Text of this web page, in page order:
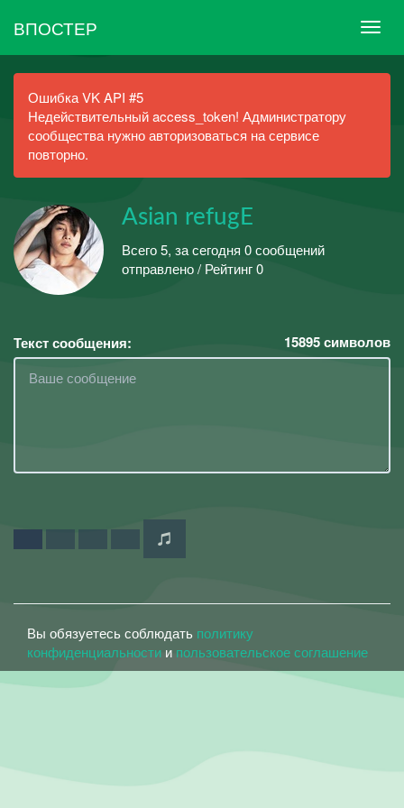
ВПОСТЕР
Ошибка VK API #5
Недействительный access_token! Администратору
сообщества нужно авторизоваться на сервисе
повторно.
Asian refugE
Всего 5, за сегодня 0 сообщений
отправлено / Рейтинг 0
Текст сообщения: 15895символов
Вы обязуетесь соблюдать политику
конфиденциальности и пользовательское соглашение